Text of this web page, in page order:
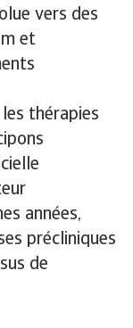
vers des
et
thérapies
années,
précliniques
de